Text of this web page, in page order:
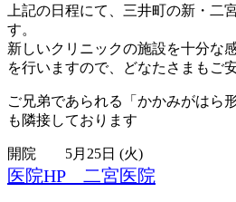
上記の日程にて、三井町の新・二
す。
新しいクリニックの施設を十分な
を行いますので、どなたさまもご
ご兄弟であられる「かかみがはら
も隣接しております
開院 5月25日 (火)
医院HP 二宮医院